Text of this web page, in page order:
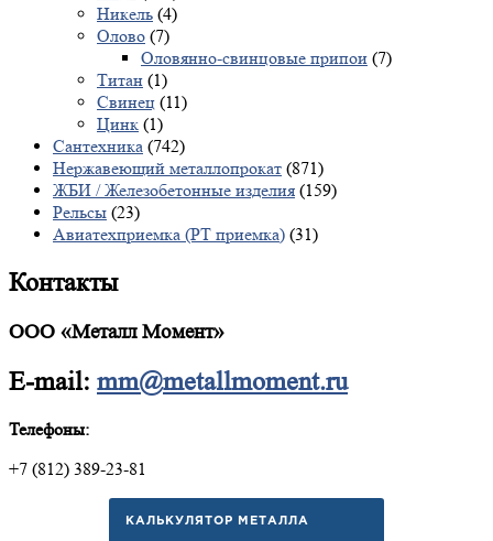
Никель (4)
Олово (7)
Оловяннo-свинцовые припои (7)
Титан (1)
Свинец (11)
Цинк (1)
Сантехника (742)
Нержавеющий металлопрокат (871)
ЖБИ / Железобетонные изделия (159)
Рельсы (23)
Авиатехприемка (РТ приемка) (31)
Контакты
ООО «Металл Момент»
E-mail: mm@metallmoment.ru
Телефоны:
+7 (812) 389-23-81